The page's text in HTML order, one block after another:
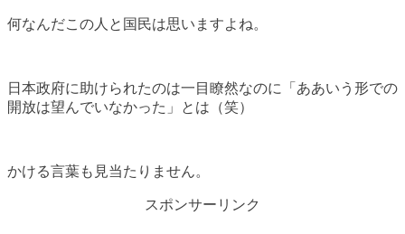
何なんだこの人と国民は思いますよね。
日本政府に助けられたのは一目瞭然なのに「ああいう形での
開放は望んでいなかった」とは（笑）
かける言葉も見当たりません。
スポンサーリンク